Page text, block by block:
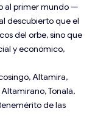
al primer mundo —
descubierto que el
del orbe, sino que
y económico,
Altamira,
Tonalá,
de las